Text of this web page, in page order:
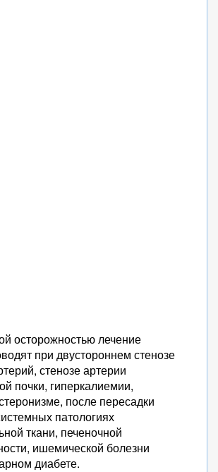
осторожностью лечение
при двустороннем стенозе
стенозе артерии
почки, гиперкалиемии,
после пересадки
патологиях
ткани, печеночной
ишемической болезни
диабете.